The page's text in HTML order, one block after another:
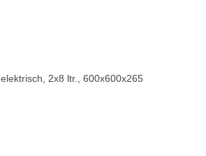
2x8 ltr., 600x600x265